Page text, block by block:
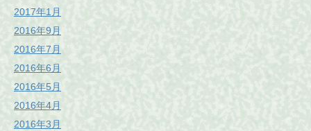
2017年1月
2016年9月
2016年7月
2016年6月
2016年5月
2016年4月
2016年3月